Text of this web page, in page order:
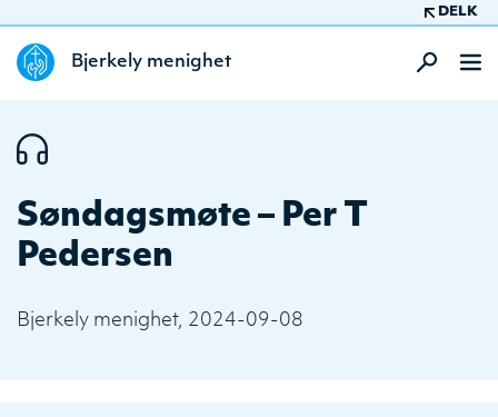
DELK
Bjerkely menighet
Søndagsmøte – Per T
Pedersen
Bjerkely menighet, 2024-09-08